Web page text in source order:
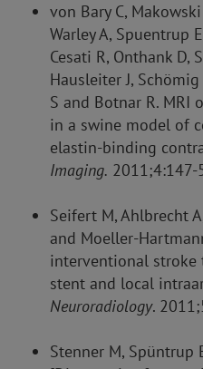
von Bary C,
Warley A, Spuentrup
Cesati R, Onthank D,
Hausleiter J,
S and Botnar R. MRI
in a swine model of
elastin-binding
Imaging. 2011;4:147-
Seifert M, Ahlbrecht
and Moeller-
interventional stroke
stent and local
Neuroradiology.
Stenner M, Spüntrup